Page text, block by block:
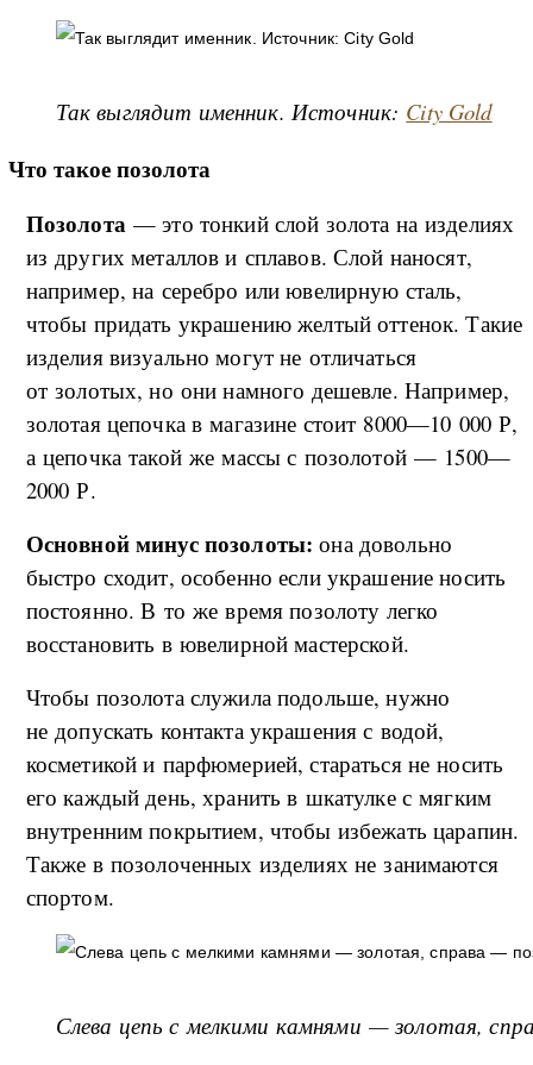
Так выглядит именник. Источник: City Gold
Что такое позолота
Позолота— это тонкий слой золота на изделиях
из других металлов и сплавов. Слой наносят,
например, на серебро или ювелирную сталь,
чтобы придать украшению желтый оттенок. Такие
изделия визуально могут не отличаться
от золотых, но они намного дешевле. Например,
золотая цепочка в магазине стоит 8000—10 000 Р,
а цепочка такой же массы с позолотой — 1500—
2000 Р.
Основной минус позолоты: она довольно
быстро сходит, особенно если украшение носить
постоянно. В то же время позолоту легко
восстановить в ювелирной мастерской.
Чтобы позолота служила подольше, нужно
не допускать контакта украшения с водой,
косметикой и парфюмерией, стараться не носить
его каждый день, хранить в шкатулке с мягким
внутренним покрытием, чтобы избежать царапин.
Также в позолоченных изделиях не занимаются
спортом.
Слева цепь с мелкими камнями — золотая,